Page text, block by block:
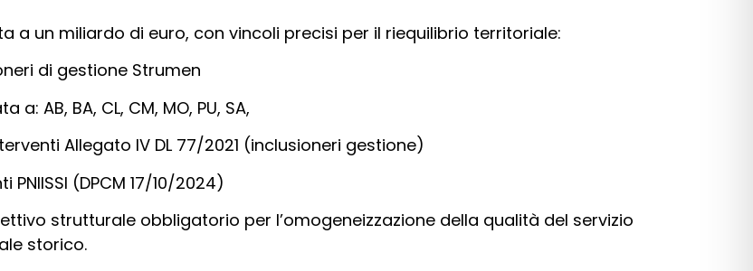
a un miliardo di euro, con vincoli precisi per il riequilibrio territoriale:
di gestione Strumen
a: AB, BA, CL, CM, MO, PU, SA,
Allegato IV DL 77/2021 (inclusioneri gestione)
(DPCM 17/10/2024)
strutturale obbligatorio per l’omogeneizzazione della qualità del servizio
storico.